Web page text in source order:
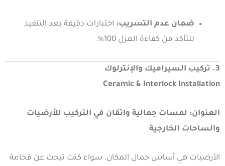
ضمان عدم التسريب: اختبارات دقيقة بعد التنفيذ
للتأكد من كفاءة العزل 100%.
3. تركيب السيراميك والإنترلوك
Ceramic & Interlock Installation
العنوان: لمسات جمالية واتقان في التركيب للأرضيات
والساحات الخارجية
الأرضيات هي أساس جمال المكان. سواء كنت تبحث عن فخامة